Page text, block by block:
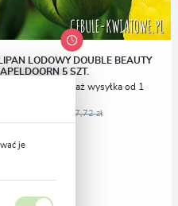
LODOWY DOUBLE BEAUTY
5 SZT.
Przedsprzedaż wysyłka od 1
17,72 zł
je